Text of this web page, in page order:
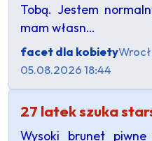
Tobą. Jestem
mam własn…
facet dla kobiety
05.08.2026 18:44
27 latek szuka
Wysoki brunet piwne